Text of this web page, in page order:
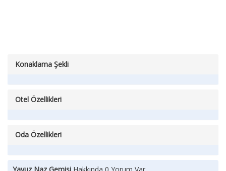
Konaklama Şekli
Otel Özellikleri
Oda Özellikleri